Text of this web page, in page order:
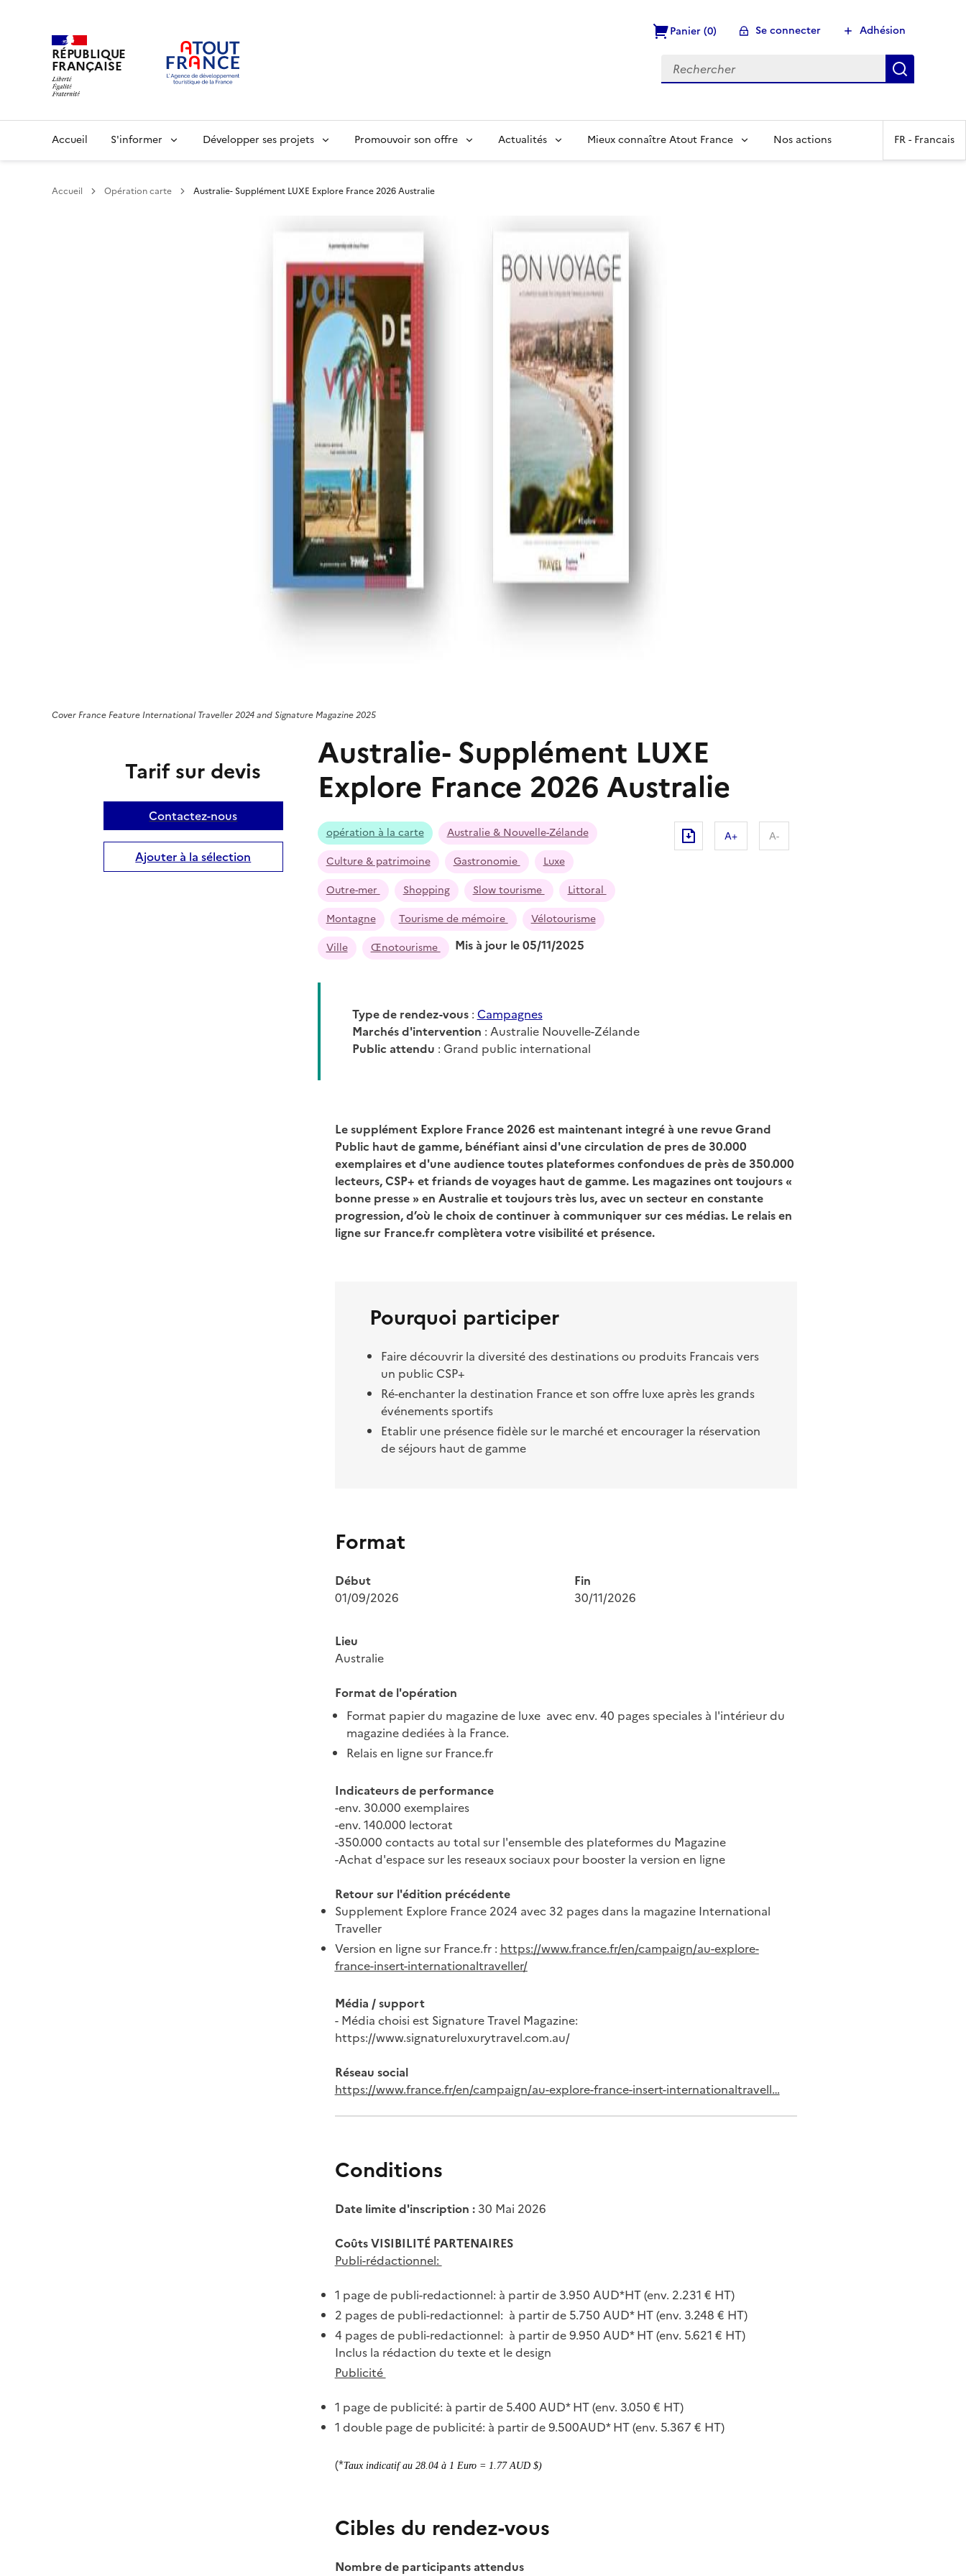
principal
RÉPUBLIQUE
FRANÇAISE
Panier (0) Se connecter Adhésion
Main
Accueil S'informer Développer ses projets Promouvoir son offre Actualités Mieux connaître Atout France Nos actions FR - Francais
Accueil Opération carte Australie- Supplément LUXE Explore France 2026 Australie
Cover France Feature International Traveller 2024 and Signature Magazine 2025
Australie- Supplément LUXE
Explore France 2026 Australie
opération à la carte
Australie & Nouvelle-Zélande
Culture & patrimoine
Gastronomie
Luxe
Outre-mer
Shopping Slow tourisme
Littoral
Montagne
Tourisme de mémoire
Vélotourisme
Ville
Œnotourisme Mis à jour le 05/11/2025
A+ A-
Type de rendez-vous: Campagnes
Marchés d'intervention : Australie Nouvelle-Zélande
Public attendu : Grand public international
Tarif sur devis
Contactez-nous
Ajouter à la sélection
Le supplément Explore France 2026 est maintenant integré à une revue Grand
Public haut de gamme, bénéfiant ainsi d'une circulation de pres de 30.000
exemplaires et d'une audience toutes plateformes confondues de près de 350.000
lecteurs, CSP+ et friands de voyages haut de gamme. Les magazines ont toujours «
bonne presse » en Australie et toujours très lus, avec un secteur en constante
progression, d’où le choix de continuer à communiquer sur ces médias. Le relais en
ligne sur France.fr complètera votre visibilité et présence.
Pourquoi participer
Faire découvrir la diversité des destinations ou produits Francais vers
un public CSP+
Ré-enchanter la destination France et son offre luxe après les grands
événements sportifs
Etablir une présence fidèle sur le marché et encourager la réservation
de séjours haut de gamme
Format
Début
01/09/2026
Fin
30/11/2026
Lieu
Australie
Format de l'opération
Format papier du magazine de luxe avec env. 40 pages speciales à l'intérieur du
magazine dediées à la France.
Relais en ligne sur France.fr
Indicateurs de performance
-env. 30.000 exemplaires
-env. 140.000 lectorat
-350.000 contacts au total sur l'ensemble des plateformes du Magazine
-Achat d'espace sur les reseaux sociaux pour booster la version en ligne
Retour sur l'édition précédente
Supplement Explore France 2024 avec 32 pages dans la magazine International
Traveller
Version en ligne sur France.fr : https://www.france.fr/en/campaign/au-explore-
france-insert-internationaltraveller/
Média / support
- Média choisi est Signature Travel Magazine:
https://www.signatureluxurytravel.com.au/
Réseau social
https://www.france.fr/en/campaign/au-explore-france-insert-internationaltravell…
Conditions
Date limite d'inscription :30 Mai 2026
Coûts VISIBILITÉ PARTENAIRES
Publi-rédactionnel:
1 page de publi-redactionnel: à partir de 3.950 AUD*HT (env. 2.231 € HT)
2 pages de publi-redactionnel: à partir de 5.750 AUD* HT (env. 3.248 € HT)
4 pages de publi-redactionnel: à partir de 9.950 AUD* HT (env. 5.621 € HT)
Inclus la rédaction du texte et le design
Publicité
1 page de publicité: à partir de 5.400 AUD* HT (env. 3.050 € HT)
1 double page de publicité: à partir de 9.500AUD* HT (env. 5.367 € HT)
(*Taux indicatif au 28.04 à 1 Euro = 1.77 AUD $)
Cibles du rendez-vous
Nombre de participants attendus